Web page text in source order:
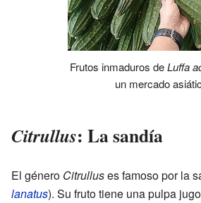
Frutos inmaduros deLuffa
un mercado
Citrullus: La sandía
El género Citrulluses famoso por la
lanatus). Su fruto tiene una pulpa